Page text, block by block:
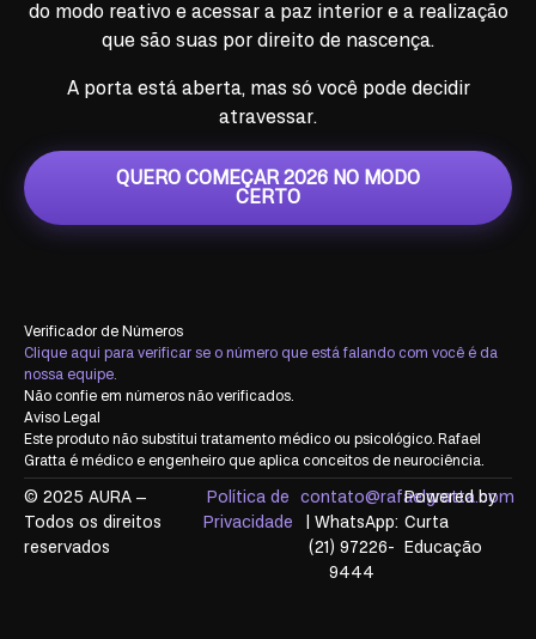
do modo reativo e acessar a paz interior e a realização
que são suas por direito de nascença.
A porta está aberta, mas só você pode decidir
atravessar.
QUERO COMEÇAR 2026 NO MODO
CERTO
Verificador de Números
Clique aqui para verificar se o número que está falando com você é da
nossa equipe.
Não confie em números não verificados.
Aviso Legal
Este produto não substitui tratamento médico ou psicológico. Rafael
Gratta é médico e engenheiro que aplica conceitos de neurociência.
© 2025 AURA –
Todos os direitos
reservados
Política de
Privacidade
contato@rafaelgratta.com
| WhatsApp:
(21) 97226-
9444
Powered by
Curta
Educação